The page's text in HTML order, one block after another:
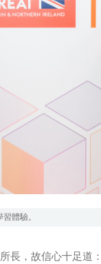
體驗。
長，故信心十足道